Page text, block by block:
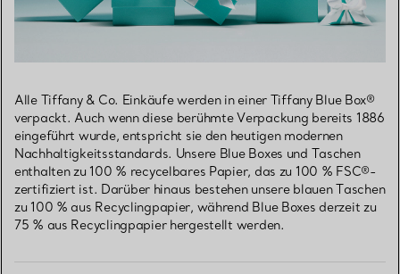
Alle Tiffany & Co. Einkäufe werden in einer Tiffany Blue Box®
verpackt. Auch wenn diese berühmte Verpackung bereits 1886
eingeführt wurde, entspricht sie den heutigen modernen
Nachhaltigkeitsstandards. Unsere Blue Boxes und Taschen
enthalten zu 100 % recycelbares Papier, das zu 100 % FSC®-
zertifiziert ist. Darüber hinaus bestehen unsere blauen Taschen
zu 100 % aus Recyclingpapier, während Blue Boxes derzeit zu
75 % aus Recyclingpapier hergestellt werden.